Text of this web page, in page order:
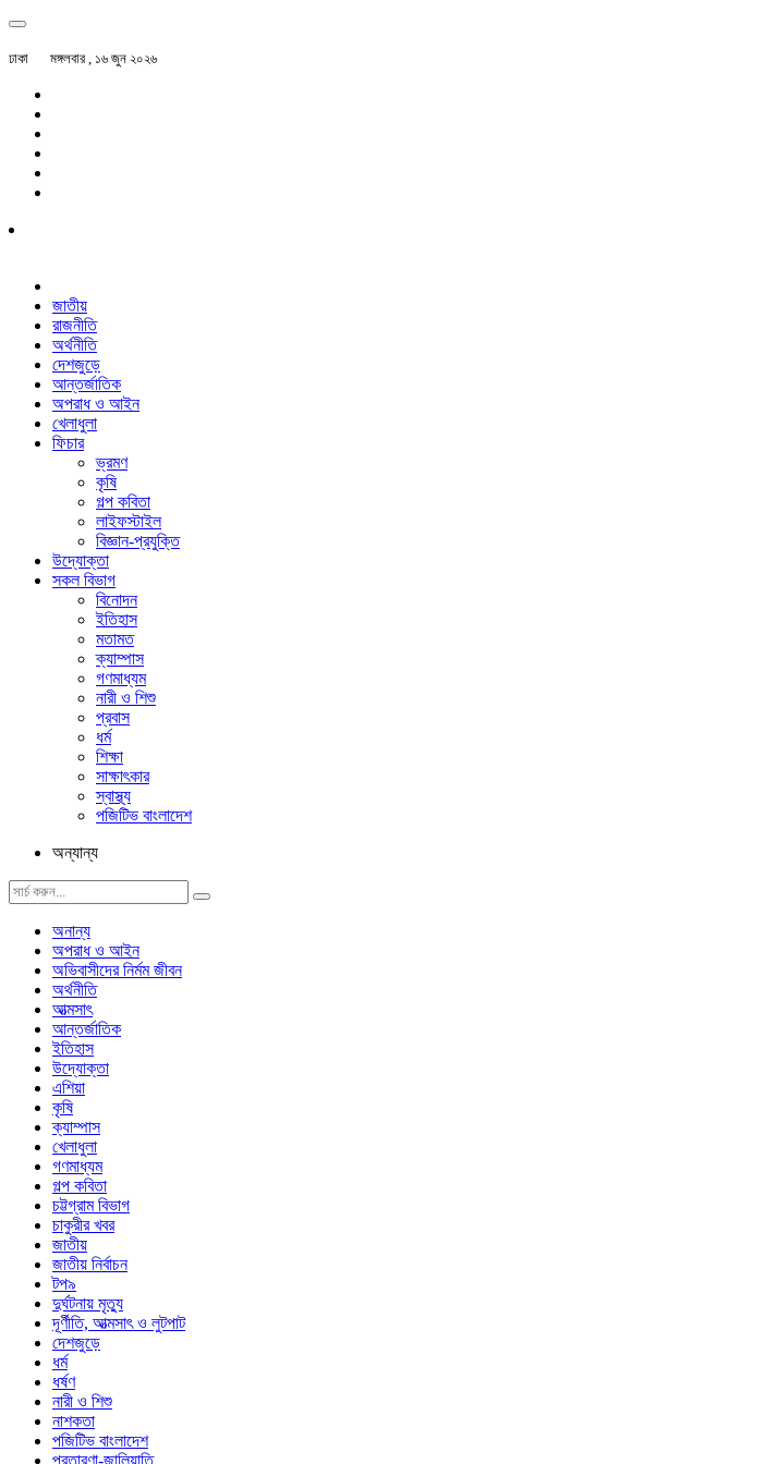
ঢাকা মঙ্গলবার , ১৬ জুন ২০২৬
জাতীয়
রাজনীতি
অর্থনীতি
দেশজুড়ে
আন্তর্জাতিক
অপরাধ ও আইন
খেলাধুলা
ফিচার
ভ্রমণ
কৃষি
গল্প ক‌বিতা
লাইফস্টাইল
বিজ্ঞান-প্রযুক্তি
উদ্যোক্তা
সকল বিভাগ
বিনোদন
ইতিহাস
মতামত
ক্যাম্পাস
গণমাধ্যম
নারী ও শিশু
প্রবাস
ধর্ম
শিক্ষা
সাক্ষাৎকার
স্বাস্থ্য
পজিটিভ বাংলাদেশ
অন্যান্য
অনান্য
অপরাধ ও আইন
অভিবাসীদের নির্মম জীবন
অর্থনীতি
আত্মসাৎ
আন্তর্জাতিক
ইতিহাস
উদ্যোক্তা
এশিয়া
কৃষি
ক্যাম্পাস
খেলাধুলা
গণমাধ্যম
গল্প ক‌বিতা
চট্টগ্রাম বিভাগ
চাকুরীর খবর
জাতীয়
জাতীয় নির্বাচন
টপ৯
দুর্ঘটনায় মৃত্যু
দূর্ণীতি, আত্মসাৎ ও লুটপাট
দেশজুড়ে
ধর্ম
ধর্ষণ
নারী ও শিশু
নাশকতা
পজিটিভ বাংলাদেশ
প্রতারণা-জালিয়াতি